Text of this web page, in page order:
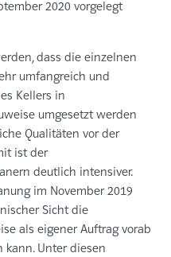
2020 vorgelegt
dass die einzelnen
umfangreich und
Kellers in
umgesetzt werden
Qualitäten vor der
ist der
deutlich intensiver.
im November 2019
Sicht die
als eigener Auftrag vorab
kann. Unter diesen